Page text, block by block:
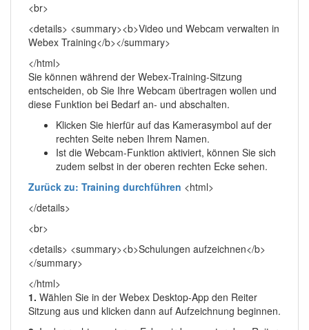
<br>
<details> <summary><b>Video und Webcam verwalten in
Webex Training</b></summary>
</html>
Sie können während der Webex-Training-Sitzung
entscheiden, ob Sie Ihre Webcam übertragen wollen und
diese Funktion bei Bedarf an- und abschalten.
Klicken Sie hierfür auf das Kamerasymbol auf der
rechten Seite neben Ihrem Namen.
Ist die Webcam-Funktion aktiviert, können Sie sich
zudem selbst in der oberen rechten Ecke sehen.
Zurück zu: Training durchführen <html>
</details>
<br>
<details> <summary><b>Schulungen aufzeichnen</b>
</summary>
</html>
1. Wählen Sie in der Webex Desktop-App den Reiter
Sitzung aus und klicken dann auf Aufzeichnung beginnen.